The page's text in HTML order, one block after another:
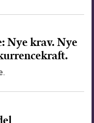
Nye krav. Nye